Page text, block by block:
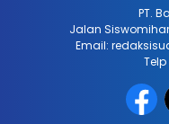
PT.
Jalan
Email:
Telp